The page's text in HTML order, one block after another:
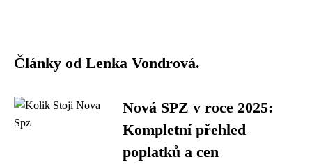
Články od Lenka Vondrová.
Nová SPZ v roce 2025:
Kompletní přehled
poplatků a cen